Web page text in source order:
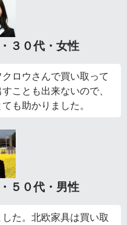
３０代・女性
ロウさんで買い取って
ことも出来ないので、
も助かりました。
５０代・男性
た。北欧家具は買い取